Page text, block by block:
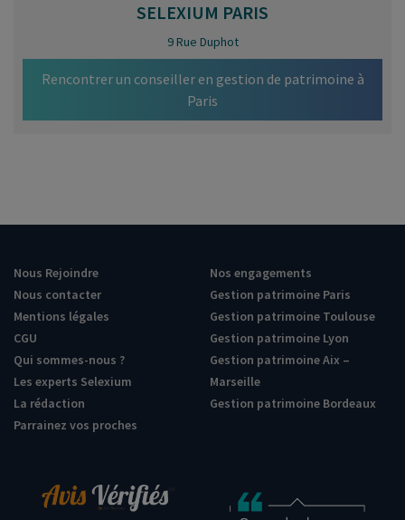
SELEXIUM PARIS
9 Rue Duphot
Rencontrer un conseiller en gestion de patrimoine à
Paris
Nous Rejoindre
Nous contacter
Mentions légales
CGU
Qui sommes-nous ?
Les experts Selexium
La rédaction
Parrainez vos proches
Nos engagements
Gestion patrimoine Paris
Gestion patrimoine Toulouse
Gestion patrimoine Lyon
Gestion patrimoine Aix –
Marseille
Gestion patrimoine Bordeaux